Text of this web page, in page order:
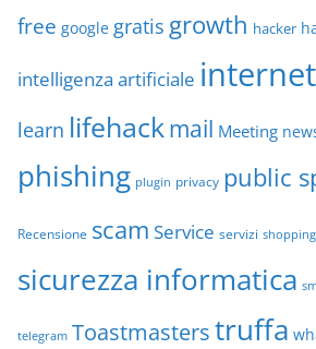
free google gratis growth hacker
intelligenza artificiale internet
learn lifehackmail Meeting
phishing plugin privacy public
Recensione scam Service servizi shopping
sicurezza informatica
telegram Toastmasterstruffa